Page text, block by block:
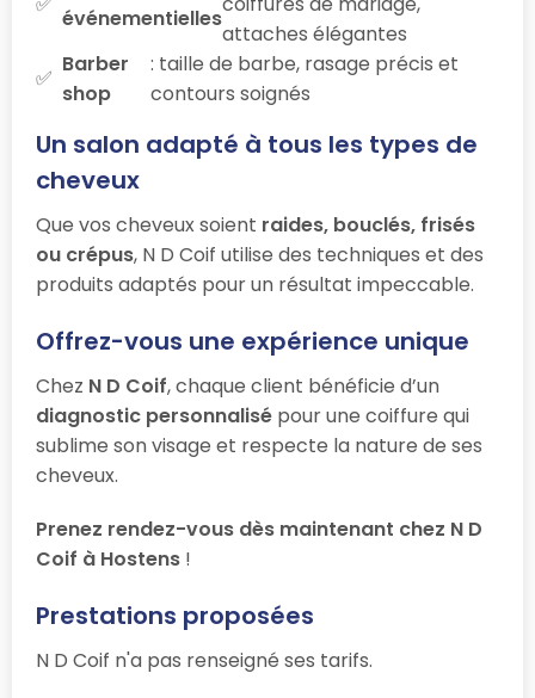
événementielles
attaches élégantes
Barber
shop
: taille de barbe, rasage précis et
contours soignés
Un salon adapté à tous les types de
cheveux
Que vos cheveux soient raides, bouclés, frisés
ou crépus, N D Coif utilise des techniques et des
produits adaptés pour un résultat impeccable.
Offrez-vous une expérience unique
Chez N D Coif, chaque client bénéficie d’un
diagnostic personnalisé pour une coiffure qui
sublime son visage et respecte la nature de ses
cheveux.
Prenez rendez-vous dès maintenant chez N D
Coif à Hostens !
Prestations proposées
N D Coif n'a pas renseigné ses tarifs.